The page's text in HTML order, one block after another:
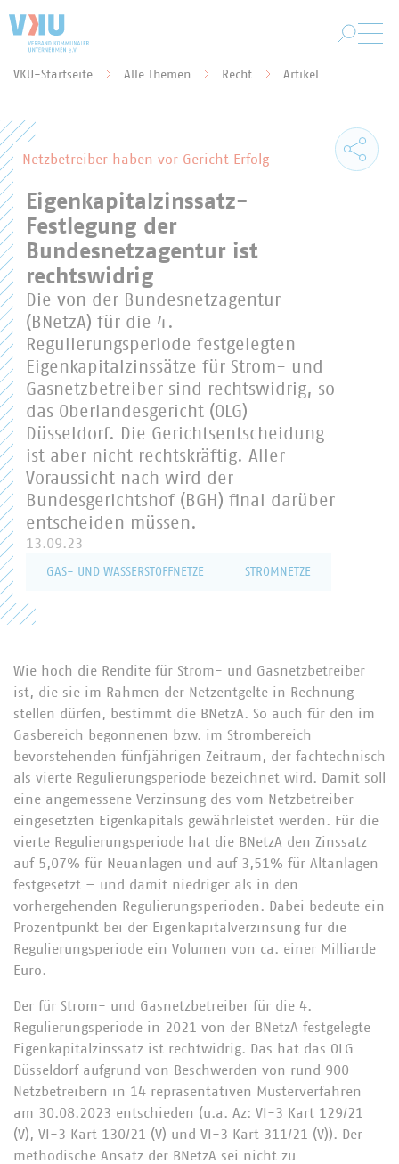
VKU-Startseite Alle Themen Recht Artikel
Netzbetreiber haben vor Gericht Erfolg
Eigenkapitalzinssatz-
Festlegung der
Bundesnetzagentur ist
rechtswidrig
Die von der Bundesnetzagentur
(BNetzA) für die 4.
Regulierungsperiode festgelegten
Eigenkapitalzinssätze für Strom- und
Gasnetzbetreiber sind rechtswidrig, so
das Oberlandesgericht (OLG)
Düsseldorf. Die Gerichtsentscheidung
ist aber nicht rechtskräftig. Aller
Voraussicht nach wird der
Bundesgerichtshof (BGH) final darüber
entscheiden müssen.
13.09.23
GAS- UND WASSERSTOFFNETZE STROMNETZE
Wie hoch die Rendite für Strom- und Gasnetzbetreiber
ist, die sie im Rahmen der Netzentgelte in Rechnung
stellen dürfen, bestimmt die BNetzA. So auch für den im
Gasbereich begonnenen bzw. im Strombereich
bevorstehenden fünfjährigen Zeitraum, der fachtechnisch
als vierte Regulierungsperiode bezeichnet wird. Damit soll
eine angemessene Verzinsung des vom Netzbetreiber
eingesetzten Eigenkapitals gewährleistet werden. Für die
vierte Regulierungsperiode hat die BNetzA den Zinssatz
auf 5,07% für Neuanlagen und auf 3,51% für Altanlagen
festgesetzt – und damit niedriger als in den
vorhergehenden Regulierungsperioden. Dabei bedeute ein
Prozentpunkt bei der Eigenkapitalverzinsung für die
Regulierungsperiode ein Volumen von ca. einer Milliarde
Euro.
Der für Strom- und Gasnetzbetreiber für die 4.
Regulierungsperiode in 2021 von der BNetzA festgelegte
Eigenkapitalzinssatz ist rechtwidrig. Das hat das OLG
Düsseldorf aufgrund von Beschwerden von rund 900
Netzbetreibern in 14 repräsentativen Musterverfahren
am 30.08.2023 entschieden (u.a. Az: VI-3 Kart 129/21
(V), VI-3 Kart 130/21 (V) und VI-3 Kart 311/21 (V)). Der
methodische Ansatz der BNetzA sei nicht zu